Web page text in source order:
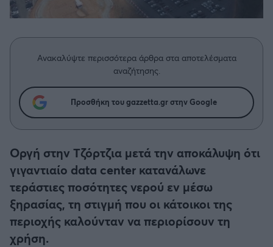
Δημήτρης Τσορμπατζόγλου
Άρης
Βόλος
Ατρόμητος Αθηνών
Αστέρας Τρίπολης
Συνεντεύξεις
Ανακαλύψτε περισσότερα άρθρα στα αποτελέσματα
αναζήτησης.
Προσθήκη του gazzetta.gr στην Google
Οργή στην Τζόρτζια μετά την αποκάλυψη ότι
γιγαντιαίο data center κατανάλωνε
τεράστιες ποσότητες νερού εν μέσω
ξηρασίας, τη στιγμή που οι κάτοικοι της
περιοχής καλούνταν να περιορίσουν τη
χρήση.